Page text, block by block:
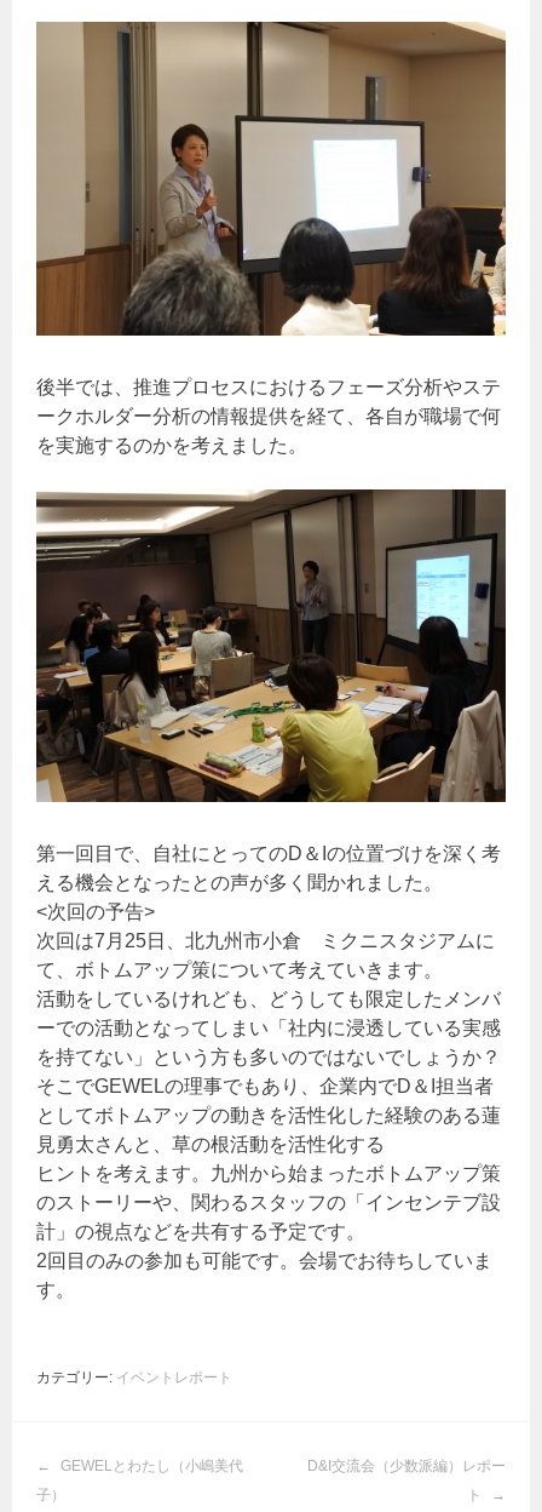
後半では、推進プロセスにおけるフェーズ分析やステ
ークホルダー分析の情報提供を経て、各自が職場で何
を実施するのかを考えました。
第一回目で、自社にとってのD＆Iの位置づけを深く考
える機会となったとの声が多く聞かれました。
<次回の予告>
次回は7月25日、北九州市小倉 ミクニスタジアムに
て、ボトムアップ策について考えていきます。
活動をしているけれども、どうしても限定したメンバ
ーでの活動となってしまい「社内に浸透している実感
を持てない」という方も多いのではないでしょうか？
そこでGEWELの理事でもあり、企業内でD＆I担当者
としてボトムアップの動きを活性化した経験のある蓮
見勇太さんと、草の根活動を活性化する
ヒントを考えます。九州から始まったボトムアップ策
のストーリーや、関わるスタッフの「インセンテブ設
計」の視点などを共有する予定です。
2回目のみの参加も可能です。会場でお待ちしていま
す。
カテゴリー: イベントレポート
投
稿
GEWELとわたし（小嶋美代
子）
D&I交流会（少数派編）レポー
ト